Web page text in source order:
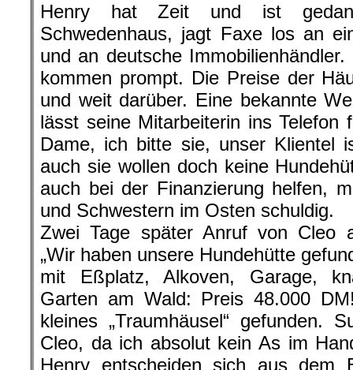
Henry hat Zeit und ist
Schwedenhaus, jagt Faxe los an
und an deutsche
kommen prompt. Die Preise der
und weit darüber. Eine bekannte
lässt seine Mitarbeiterin ins Telefon
Dame, ich bitte sie, unser Klientel
auch sie wollen doch keine
auch bei der Finanzierung helfen,
und Schwestern im Osten schuldig.
Zwei Tage später Anruf von Cleo
„Wir haben unsere Hundehütte
mit Eßplatz, Alkoven, Garage,
Garten am Wald: Preis 48.000
kleines „Traumhäusel“ gefunden.
Cleo, da ich absolut kein As im
Henry entscheiden sich aus dem